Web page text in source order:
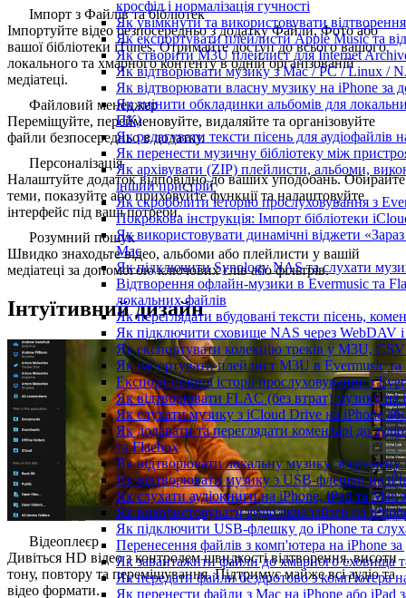
кросфід і нормалізація гучності
Як увімкнути та використовувати
Як експортувати плейлисти Apple Music та
Як створити M3U плейлист для Internet
Як відтворювати музику з Mac / PC / Linux /
Як відтворювати власну музику на iPhone за
Як змінити обкладинки альбомів для
ПК)
Як редагувати тексти пісень для аудіофайлів
Як перенести музичну бібліотеку між
Як архівувати (ZIP) плейлисти, альбоми,
інший пристрій
Як скробблити історію прослуховування з
Покрокова інструкція: Імпорт бібліотеки
Як використовувати динамічні віджети
Mac
Як підключити Synology NAS та слухати
Відтворення офлайн-музики в Evermusic та
локальних файлів
Як переглядати вбудовані тексти пісень,
Як підключити сховище NAS через WebDAV
Як експортувати колекцію треків у M3U,
Як імпортувати плейлист M3U в Evermusic та
Експорт повної історії прослуховування з
Як відтворювати FLAC (без втрат) музику на
Як слухати музику з iCloud Drive на iPhone
Як додавати та переглядати коментарі до
та Flacbox
Як відтворювати локальну музику, збережену
Як відтворювати музику з USB-флешки на
Як слухати аудіокниги на iPhone, iPad та
Як використовувати аудіо еквалайзер на
Як підключити USB-флешку до iPhone та
Перенесення файлів з комп'ютера на iPhone
Як завантажити файли до хмарного сховища
Як передати файли бездротово з комп'ютера
Як перенести файли з Mac на iPhone або iPad
Імпорт з Файлів та бібліотек
Імпортуйте відео безпосередньо з додатку Файли, Фото або
вашої бібліотеки iTunes. Отримайте доступ до всього вашого
локального та хмарного контенту в одній організованій
медіатеці.
Файловий менеджер
Переміщуйте, перейменовуйте, видаляйте та організовуйте
файли безпосередньо в додатку.
Персоналізація
Налаштуйте додаток відповідно до ваших уподобань. Обирайте
теми, показуйте або приховуйте функції та налаштовуйте
інтерфейс під ваші потреби.
Розумний пошук
Швидко знаходьте відео, альбоми або плейлисти у вашій
медіатеці за допомогою ключових слів або фільтрів.
Інтуїтивний дизайн
Відеоплеєр
Дивіться HD відео з контролем швидкості відтворення, висоти
тону, повтору та перемішування. Підтримує майже всі аудіо та
відео формати.